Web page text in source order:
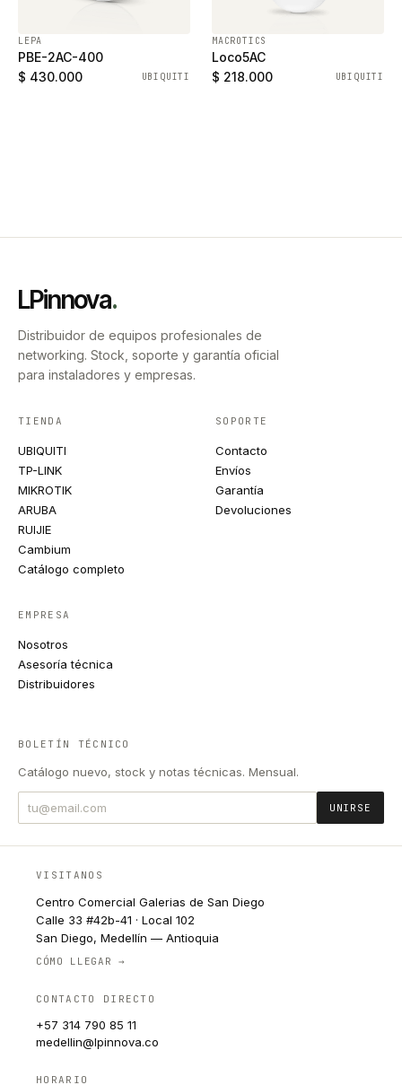
LEPA
PBE-2AC-400
$ 430.000
UBIQUITI
MACROTICS
Loco5AC
$ 218.000
UBIQUITI
LPinnova.
Distribuidor de equipos profesionales de
networking. Stock, soporte y garantía oficial
para instaladores y empresas.
TIENDA
UBIQUITI
TP-LINK
MIKROTIK
ARUBA
RUIJIE
Cambium
Catálogo completo
SOPORTE
Contacto
Envíos
Garantía
Devoluciones
EMPRESA
Nosotros
Asesoría técnica
Distribuidores
BOLETÍN TÉCNICO
Catálogo nuevo, stock y notas técnicas. Mensual.
UNIRSE
VISITANOS
Centro Comercial Galerias de San Diego
Calle 33 #42b-41 · Local 102
San Diego, Medellín — Antioquia
CÓMO LLEGAR →
CONTACTO DIRECTO
+57 314 790 85 11
medellin@lpinnova.co
HORARIO